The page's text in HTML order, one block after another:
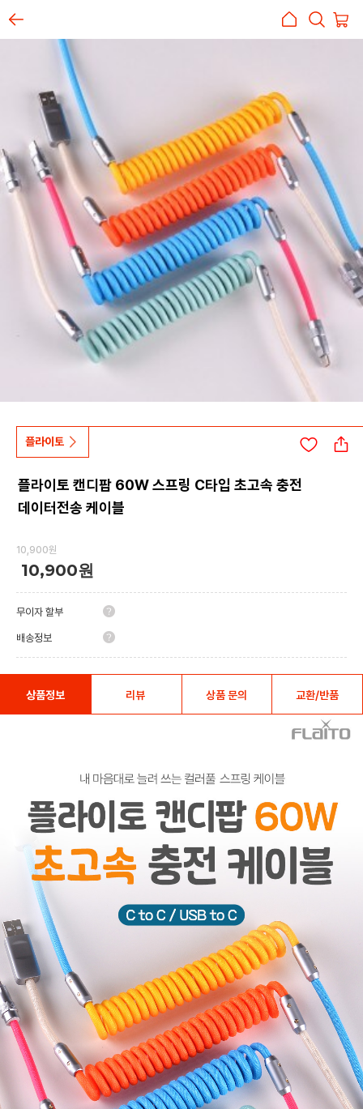
플라이토
플라이토 캔디팝 60W 스프링 C타입 초고속 충전
데이터전송 케이블
10,900원
10,900원
무이자 할부
배송정보
상품정보 리뷰 상품 문의 교환/반품